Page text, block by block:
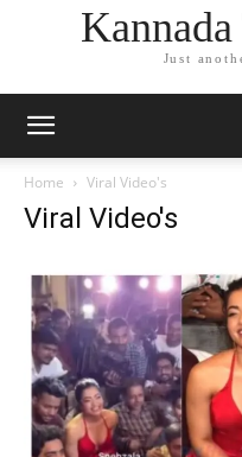
Just
Home Viral Video's
Viral Video's